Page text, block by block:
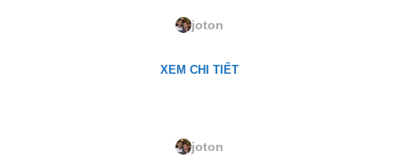
joton
XEM CHI TIẾT
joton